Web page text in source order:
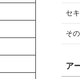
セ
そ
ア